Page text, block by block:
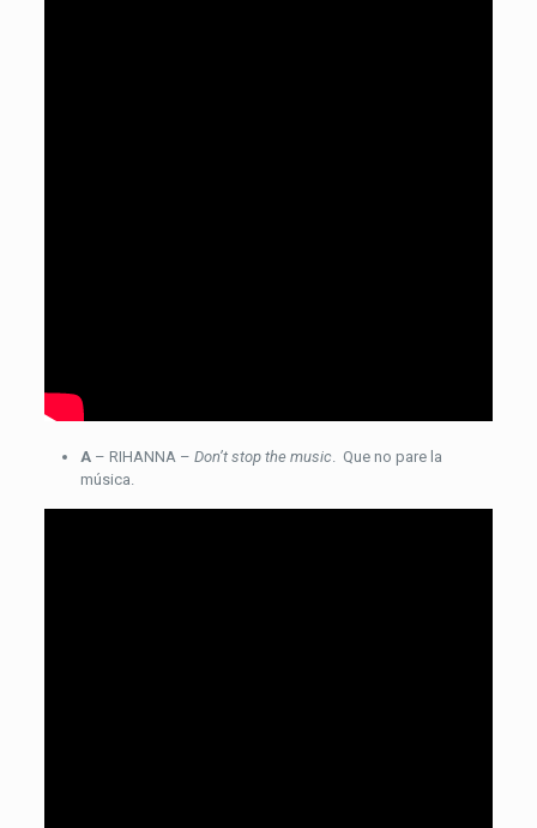
A– RIHANNA – Don’t stop the music . Que no pare la
música.